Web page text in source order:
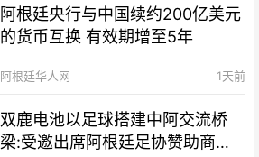
阿根廷央行与中国续约200亿美元
的货币互换 有效期增至5年
阿根廷华人网 1天前
双鹿电池以足球搭建中阿交流桥
梁:受邀出席阿根廷足协赞助商招